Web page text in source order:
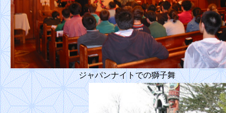
ジャパンナイトでの獅子舞